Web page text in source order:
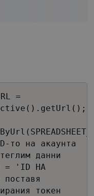
=
то на акаунта
данни
= 'ID НА
токен